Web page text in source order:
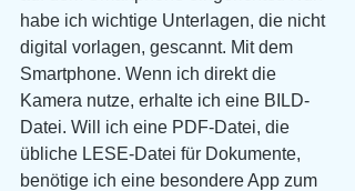
habe ich wichtige Unterlagen, die nicht
digital vorlagen, gescannt. Mit dem
Smartphone. Wenn ich direkt die
Kamera nutze, erhalte ich eine BILD-
Datei. Will ich eine PDF-Datei, die
übliche LESE-Datei für Dokumente,
benötige ich eine besondere App zum